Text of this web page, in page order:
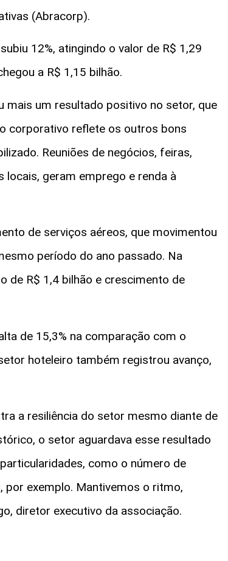
(Abracorp).
12%, atingindo o valor de R$ 1,29
a R$ 1,15 bilhão.
mais um resultado positivo no setor, que
corporativo reflete os outros bons
Reuniões de negócios, feiras,
geram emprego e renda à
de serviços aéreos, que movimentou
período do ano passado. Na
de R$ 1,4 bilhão e crescimento de
de 15,3% na comparação com o
hoteleiro também registrou avanço,
a resiliência do setor mesmo diante de
o setor aguardava esse resultado
como o número de
exemplo. Mantivemos o ritmo,
diretor executivo da associação.